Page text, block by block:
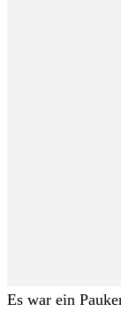
Es war ein